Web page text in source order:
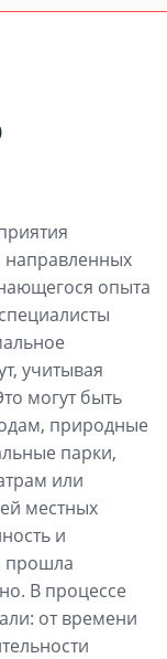
направленных
опыта
учитывая
могут быть
природные
парки,
или
местных
и
прошла
В процессе
от времени